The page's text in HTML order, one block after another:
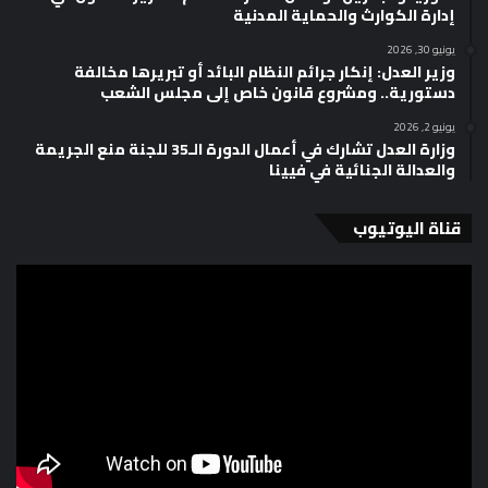
إدارة الكوارث والحماية المدنية
يونيو 30, 2026
وزير العدل: إنكار جرائم النظام البائد أو تبريرها مخالفة
دستورية.. ومشروع قانون خاص إلى مجلس الشعب
يونيو 2, 2026
وزارة العدل تشارك في أعمال الدورة الـ35 للجنة منع الجريمة
والعدالة الجنائية في فيينا
قناة اليوتيوب